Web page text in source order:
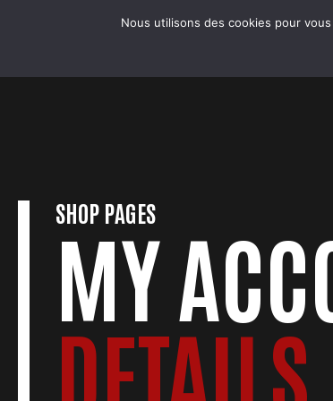
COBRA BADMINTON COLMAR
SHOP PAGES
MY
DETAILS
Nous utilisons des cookies pour